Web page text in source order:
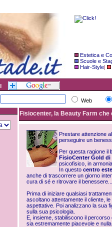
Estetica e
Scuole e
Hair-Style|
Web
Fisiocenter, la Beauty Farm
Prestare attenzione
perseguire un
Per questa ragione il
FisioCenterGold di
psicofisico, in
In questo centro
anche di trascorrere un giorno
cura di sé e ritrovare il
Prima di iniziare qualsiasi
ascoltano attentamente il cliente,
aspettative . Poi analizzano la sua
sulla sua psicologia.
E, insieme, stabiliscono il
sia estremamente piacevole e